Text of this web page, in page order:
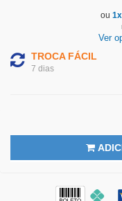
ou 1x
Ver
TROCA FÁCIL
7 dias